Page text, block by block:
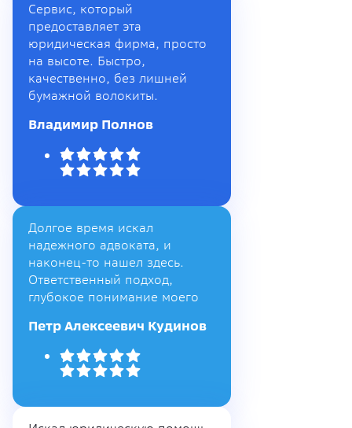
Сервис, который
предоставляет эта
юридическая фирма, просто
на высоте. Быстро,
качественно, без лишней
бумажной волокиты.
Владимир Полнов
Долгое время искал
надежного адвоката, и
наконец-то нашел здесь.
Ответственный подход,
глубокое понимание моего
Петр Алексеевич Кудинов